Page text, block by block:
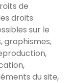
de
droits
sur le
graphismes,
du site,